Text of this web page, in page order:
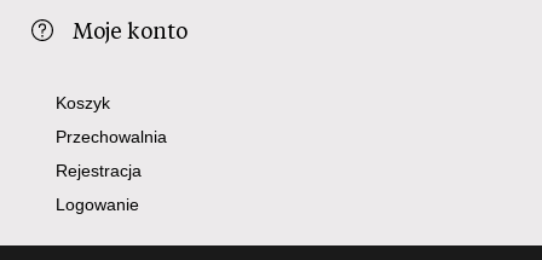
Moje konto
Koszyk
Przechowalnia
Rejestracja
Logowanie